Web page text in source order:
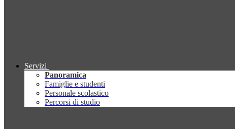
Servizi
Panoramica
Famiglie e studenti
Personale scolastico
Percorsi di studio